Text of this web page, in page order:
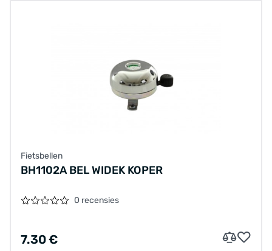
Fietsbellen
BH1102A BEL WIDEK KOPER
0 recensies
7.30 €